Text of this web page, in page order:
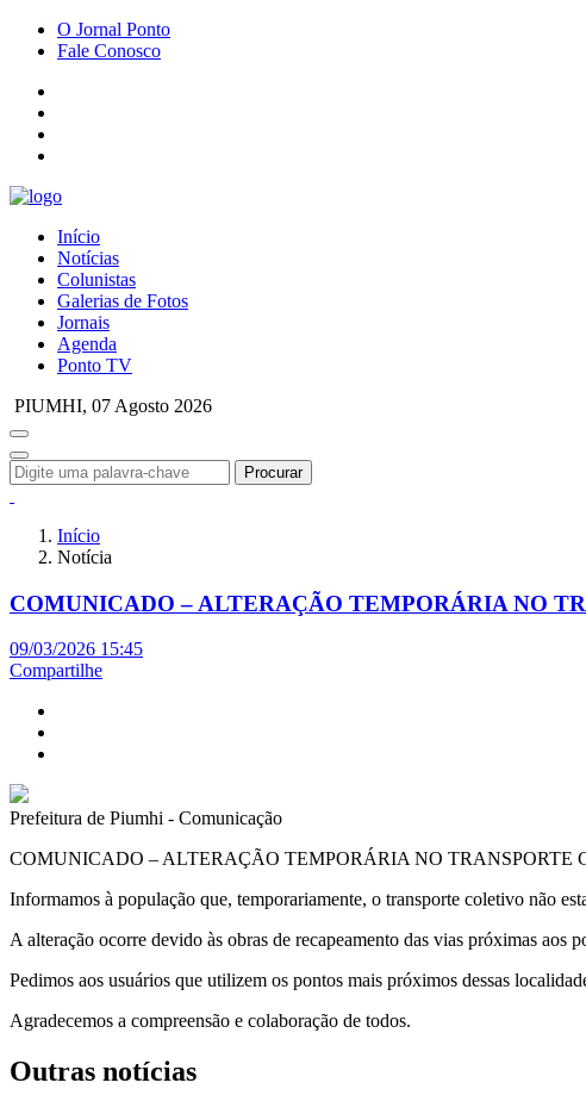
O Jornal Ponto
Fale Conosco
Início
Notícias
Colunistas
Galerias de Fotos
Jornais
Agenda
Ponto TV
PIUMHI, 07 Agosto 2026
Procurar
Início
Notícia
COMUNICADO – ALTERAÇÃO TEMPORÁRIA NO
09/03/2026 15:45
Compartilhe
Prefeitura de Piumhi - Comunicação
COMUNICADO – ALTERAÇÃO TEMPORÁRIA NO TRANSPORTE
Informamos à população que, temporariamente, o transporte coletivo não
A alteração ocorre devido às obras de recapeamento das vias próximas aos
Pedimos aos usuários que utilizem os pontos mais próximos dessas
Agradecemos a compreensão e colaboração de todos.
Outras notícias